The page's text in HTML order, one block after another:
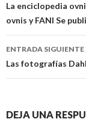
de
entradas
La enciclopedia
ovnis y FANI Se
ENTRADA SIGUIENTE
Las fotografías
DEJA UNA